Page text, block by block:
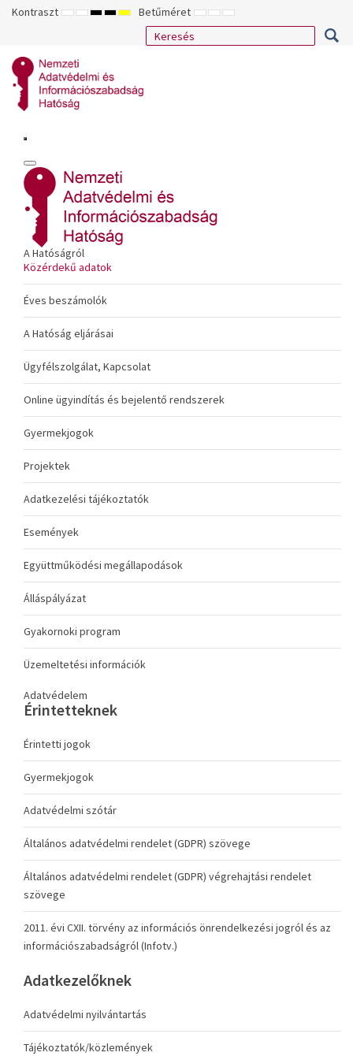
Kontraszt ALAPÉRTELMEZETT
ÉJSZAKAI
NAGY
KONTRASZTÚ
NAGY
KONTRASZTÚ
NAGY
KONTRASZTÚ
SÁRGA
FEKETE
Betűméret KISEBB
BETŰTÍPUS
ALAPÉRTELMEZETT
BETŰMÉRET
NAGYOBB
BETŰMÉRET
A Hatóságról
Közérdekű adatok
Éves beszámolók
A Hatóság eljárásai
Ügyfélszolgálat, Kapcsolat
Online ügyindítás és bejelentő rendszerek
Gyermekjogok
Projektek
Adatkezelési tájékoztatók
Események
Együttműködési megállapodások
Álláspályázat
Gyakornoki program
Üzemeltetési információk
Adatvédelem
Érintetteknek
Érintetti jogok
Gyermekjogok
Adatvédelmi szótár
Általános adatvédelmi rendelet (GDPR) szövege
Általános adatvédelmi rendelet (GDPR) végrehajtási rendelet
szövege
2011. évi CXII. törvény az információs önrendelkezési jogról és az
információszabadságról (Infotv.)
Adatkezelőknek
Adatvédelmi nyilvántartás
Tájékoztatók/közlemények